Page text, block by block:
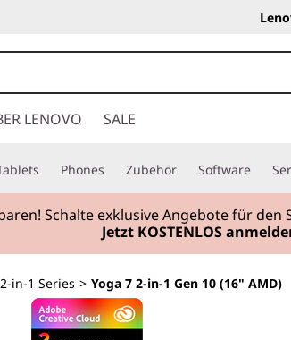
LENOVO SALE
Phones Zubehör Software
Schalte exklusive Angebote für
Jetzt KOSTENLOS
in-1 Series > Yoga 7 2-in-1 Gen 10 (16" AMD)